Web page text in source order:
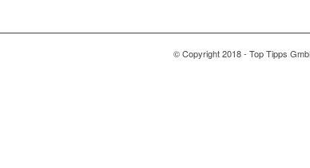
© Copyright 2018 - Top Tipps